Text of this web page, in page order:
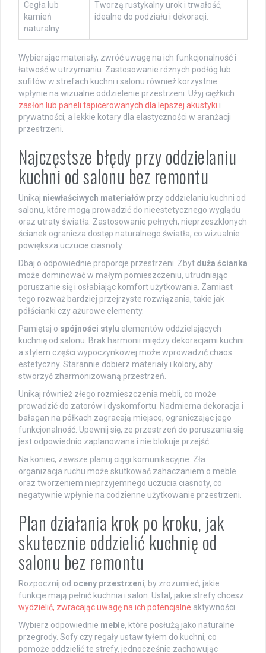
Cegła lub
kamień
naturalny
Tworzą rustykalny urok i trwałość,
idealne do podziału i dekoracji.
Wybierając materiały, zwróć uwagę na ich funkcjonalność i
łatwość w utrzymaniu. Zastosowanie różnych podłóg lub
sufitów w strefach kuchni i salonu również korzystnie
wpłynie na wizualne oddzielenie przestrzeni. Użyj ciężkich
zasłon lub paneli tapicerowanych dla lepszej akustyki i
prywatności, a lekkie kotary dla elastyczności w aranżacji
przestrzeni.
Najczęstsze błędy przy oddzielaniu
kuchni od salonu bez remontu
Unikaj niewłaściwych materiałów przy oddzielaniu kuchni od
salonu, które mogą prowadzić do nieestetycznego wyglądu
oraz utraty światła. Zastosowanie pełnych, nieprzeszklonych
ścianek ogranicza dostęp naturalnego światła, co wizualnie
powiększa uczucie ciasnoty.
Dbaj o odpowiednie proporcje przestrzeni. Zbyt duża ścianka
może dominować w małym pomieszczeniu, utrudniając
poruszanie się i osłabiając komfort użytkowania. Zamiast
tego rozważ bardziej przejrzyste rozwiązania, takie jak
półścianki czy ażurowe elementy.
Pamiętaj o spójności stylu elementów oddzielających
kuchnię od salonu. Brak harmonii między dekoracjami kuchni
a stylem części wypoczynkowej może wprowadzić chaos
estetyczny. Starannie dobierz materiały i kolory, aby
stworzyć zharmonizowaną przestrzeń.
Unikaj również złego rozmieszczenia mebli, co może
prowadzić do zatorów i dyskomfortu. Nadmierna dekoracja i
bałagan na półkach zagracają miejsce, ograniczając jego
funkcjonalność. Upewnij się, że przestrzeń do poruszania się
jest odpowiednio zaplanowana i nie blokuje przejść.
Na koniec, zawsze planuj ciągi komunikacyjne. Zła
organizacja ruchu może skutkować zahaczaniem o meble
oraz tworzeniem nieprzyjemnego uczucia ciasnoty, co
negatywnie wpłynie na codzienne użytkowanie przestrzeni.
Plan działania krok po kroku, jak
skutecznie oddzielić kuchnię od
salonu bez remontu
Rozpocznij od oceny przestrzeni, by zrozumieć, jakie
funkcje mają pełnić kuchnia i salon. Ustal, jakie strefy chcesz
wydzielić, zwracając uwagę na ich potencjalne aktywności.
Wybierz odpowiednie meble, które posłużą jako naturalne
przegrody. Sofy czy regały ustaw tyłem do kuchni, co
pomoże oddzielić te strefy, jednocześnie zachowując